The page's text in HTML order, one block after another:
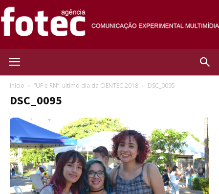
Início “UF e RN”: último dia da CIENTEC 2018 DSC_0095
DSC_0095